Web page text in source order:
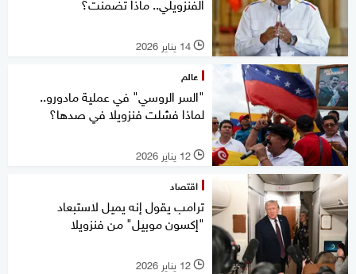
l 14 يناير 2026
عالم
"السر الروسي" في عملية مادورو..
لماذا فشلت فنزويلا في صدها؟
l 12 يناير 2026
اقتصاد
ترامب يقول إنه يميل لاستبعاد
"إكسون موبيل" من فنزويلا
l 12 يناير 2026